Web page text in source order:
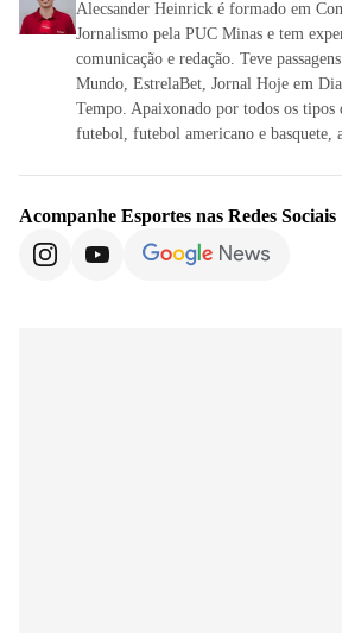
Alecsander Heinrick é formado em
Jornalismo pela PUC Minas e tem
comunicação e redação. Teve
Mundo, EstrelaBet, Jornal Hoje em
Tempo. Apaixonado por todos os tipos
futebol, futebol americano e basquete,
Acompanhe Esportes nas Redes Sociais